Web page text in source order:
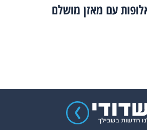
עם מאזן מושלם